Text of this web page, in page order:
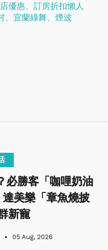
優惠、訂房折扣懶人
、宜蘭綠舞、煙波
必勝客「咖哩奶油
美樂「章魚燒披
新寵
05 Aug, 2026